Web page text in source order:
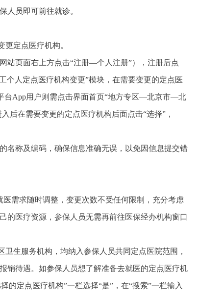
人员即可前往就诊。
定点医疗机构。
站页面右上方点击“注册—个人注册”），注册后点
人定点医疗机构变更”模块，在需要变更的定点医
台App用户则需点击界面首页“地方专区—北京市—北
后在需要变更的定点医疗机构后面点击“选择”，
名称及编码，确保信息准确无误，以免因信息提交错
需求随时调整，变更次数不受任何限制，充分考虑
的医疗资源，参保人员无需再前往医保经办机构窗口
生服务机构，均纳入参保人员共同定点医院范围，
销待遇。如参保人员想了解准备去就医的定点医疗机
定点医疗机构”一栏选择“是”，在“搜索”一栏输入